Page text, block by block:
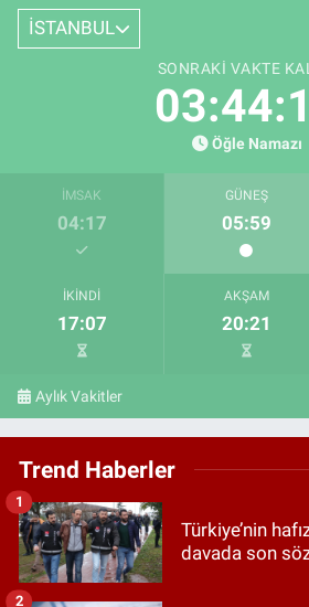
İSTANBUL
SONRAKI VAKTE
Öğle Namazı
İMSAK
04:17
GÜNEŞ
05:59
İKINDI
17:07
AKŞAM
20:21
Aylık Vakitler
Trend Haberler
Türkiye’nin
davada son
1
2